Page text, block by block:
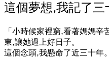
這個夢想,我記了三
「小時候家裡窮,看著媽媽
東,讓她過上好日子。
這個念頭,我懸命了近三十年